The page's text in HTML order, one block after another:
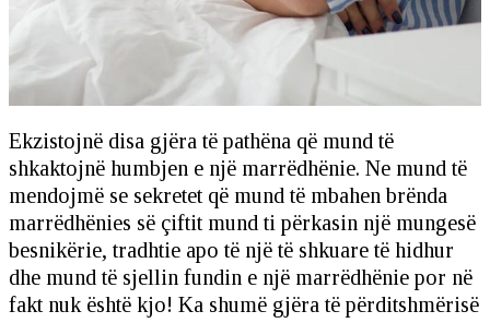
Ekzistojnë disa gjëra të pathëna që mund të
shkaktojnë humbjen e një marrëdhënie. Ne mund të
mendojmë se sekretet që mund të mbahen brënda
marrëdhënies së çiftit mund ti përkasin një mungesë
besnikërie, tradhtie apo të një të shkuare të hidhur
dhe mund të sjellin fundin e një marrëdhënie por në
fakt nuk është kjo! Ka shumë gjëra të përditshmërisë